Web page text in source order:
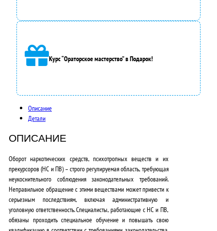
я
л
а
9
0
0
0
0
0
₽
.
Курс “Ораторское мастерство” в Подарок!
Описание
Детали
ОПИСАНИЕ
Оборот наркотических средств, психотропных веществ и их
прекурсоров (НС и ПВ) – строго регулируемая область, требующая
неукоснительного соблюдения законодательных требований.
Неправильное обращение с этими веществами может привести к
серьезным последствиям, включая административную и
уголовную ответственность.Специалисты, работающие с НС и ПВ,
обязаны проходить специальное обучение и повышать свою